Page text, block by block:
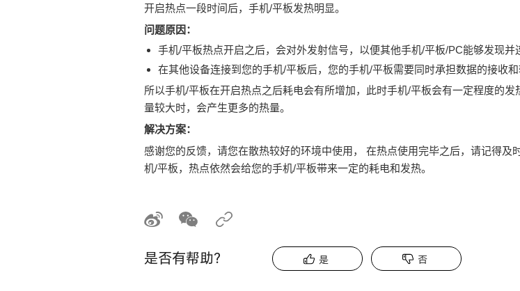
开启热点一段时间后，手机/平板发热明显。
问题原因：
手机/平板热点开启之后，会对外发射信号，以便其他手机/平板/PC能够发现并
在其他设备连接到您的手机/平板后，您的手机/平板需要同时承担数据的接收和
所以手机/平板在开启热点之后耗电会有所增加，此时手机/平板会有一定程度的
量较大时，会产生更多的热量。
解决方案：
感谢您的反馈，请您在散热较好的环境中使用， 在热点使用完毕之后，请记得
机/平板，热点依然会给您的手机/平板带来一定的耗电和发热。
是否有帮助？ 是 否